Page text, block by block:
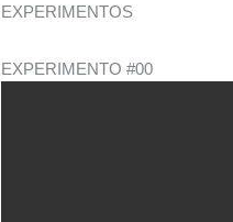
EXPERIMENTOS
EXPERIMENTO #00